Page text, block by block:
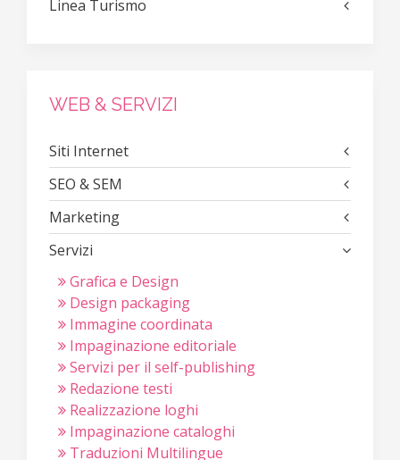
Linea Turismo
WEB & SERVIZI
Siti Internet
SEO & SEM
Marketing
Servizi
Grafica e Design
Design packaging
Immagine coordinata
Impaginazione editoriale
Servizi per il self-publishing
Redazione testi
Realizzazione loghi
Impaginazione cataloghi
Traduzioni Multilingue